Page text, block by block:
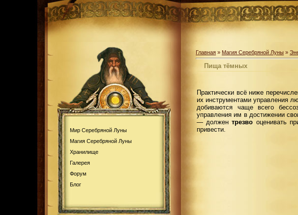
Мир Серебряной Луны
Магия Серебряной Луны
Хранилище
Галерея
Форум
Блог
Главная » Магия Серебряной Луны »
Пища тёмных
Практически всё ниже
их инструментами управления
добиваются чаще всего
управления им в достижении
— должентрезво оценивать
привести.